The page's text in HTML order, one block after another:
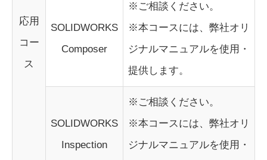
応用
コー
ス
SOLIDWORKS
Composer
※ご相談ください。
※本コースには、弊社オリ
ジナルマニュアルを使用・
提供します。
SOLIDWORKS
Inspection
※ご相談ください。
※本コースには、弊社オリ
ジナルマニュアルを使用・